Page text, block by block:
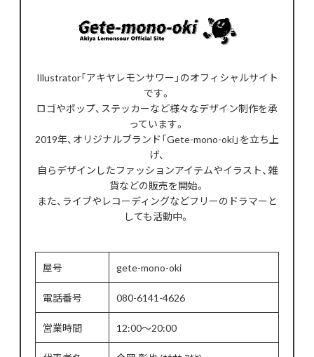
Illustrator「アキヤレモンサワー」のオフィシャルサイト
です。
ロゴやポップ、ステッカーなど様々なデザイン制作を承
っています。
2019年、オリジナルブランド「Gete-mono-oki」を立ち上
げ、
自らデザインしたファッションアイテムやイラスト、雑
貨などの販売を開始。
また、ライブやレコーディングなどフリーのドラマーと
しても活動中。
屋号 gete-mono-oki
電話番号 080-6141-4626
営業時間 12:00～20:00